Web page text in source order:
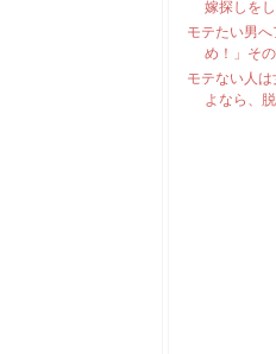
嫁探しを
モテたい男
め！」そ
モテない人
よなら、